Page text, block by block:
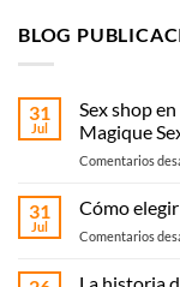
BLOG
31
Jul
Sex shop
Magique
Comentarios
31
Jul
Cómo
Comentarios